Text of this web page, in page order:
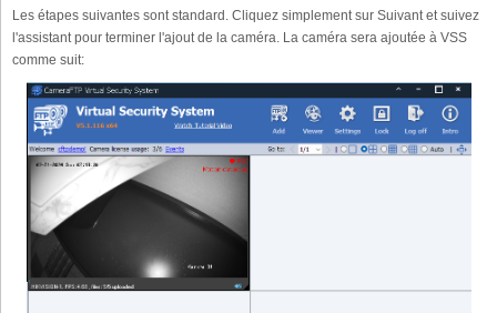
Les étapes suivantes sont standard. Cliquez simplement sur Suivant et suivez
l'assistant pour terminer l'ajout de la caméra. La caméra sera ajoutée à VSS
comme suit: